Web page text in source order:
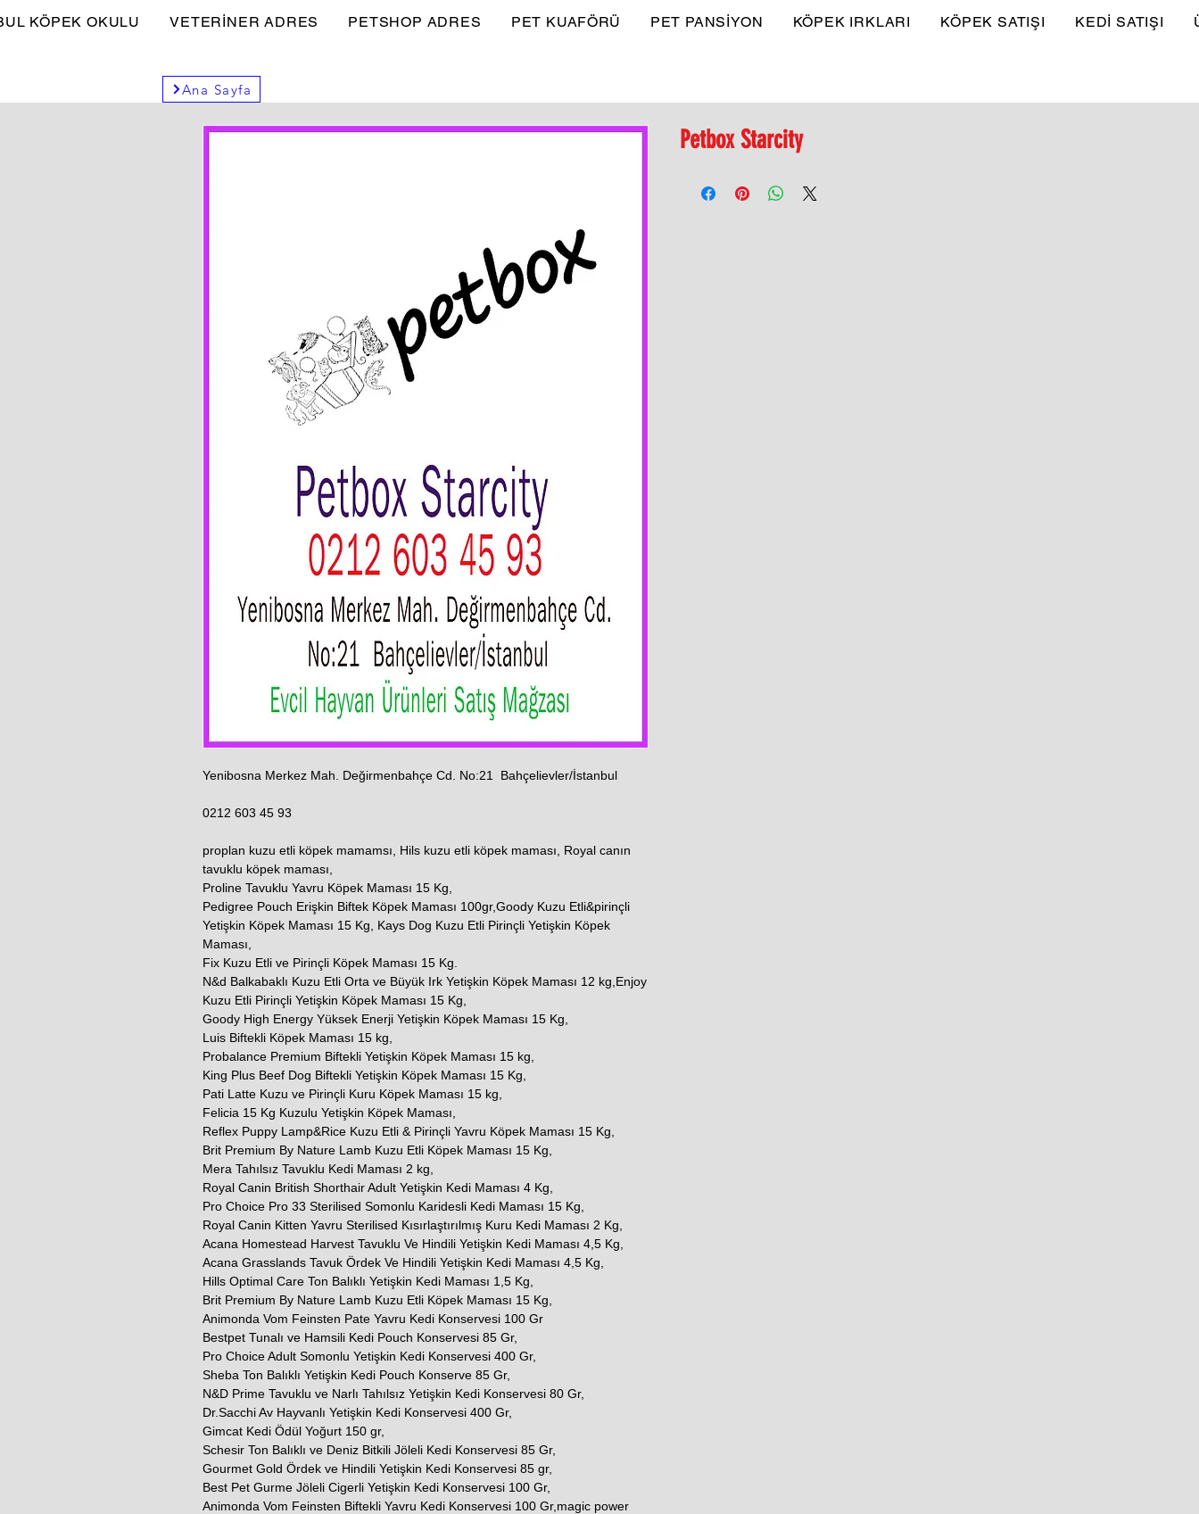
KÖPEK OKULU VETERİNER ADRES PETSHOP ADRES PET KUAFÖRÜ PET PANSİYON KÖPEK IRKLARI KÖPEK SATIŞI KEDİ SATIŞI
Ana Sayfa
Yenibosna Merkez Mah. Değirmenbahçe Cd. No:21 Bahçelievler/İstanbul
0212 603 45 93
proplan kuzu etli köpek mamamsı, Hils kuzu etli köpek maması, Royal canın
tavuklu köpek maması,
Proline Tavuklu Yavru Köpek Maması 15 Kg,
Pedigree Pouch Erişkin Biftek Köpek Maması 100gr,Goody Kuzu Etli&pirinçli
Yetişkin Köpek Maması 15 Kg, Kays Dog Kuzu Etli Pirinçli Yetişkin Köpek
Maması,
Fix Kuzu Etli ve Pirinçli Köpek Maması 15 Kg.
N&d Balkabaklı Kuzu Etli Orta ve Büyük Irk Yetişkin Köpek Maması 12 kg,Enjoy
Kuzu Etli Pirinçli Yetişkin Köpek Maması 15 Kg,
Goody High Energy Yüksek Enerji Yetişkin Köpek Maması 15 Kg,
Luis Biftekli Köpek Maması 15 kg,
Probalance Premium Biftekli Yetişkin Köpek Maması 15 kg,
King Plus Beef Dog Biftekli Yetişkin Köpek Maması 15 Kg,
Pati Latte Kuzu ve Pirinçli Kuru Köpek Maması 15 kg,
Felicia 15 Kg Kuzulu Yetişkin Köpek Maması,
Reflex Puppy Lamp&Rice Kuzu Etli & Pirinçli Yavru Köpek Maması 15 Kg,
Brit Premium By Nature Lamb Kuzu Etli Köpek Maması 15 Kg,
Mera Tahılsız Tavuklu Kedi Maması 2 kg,
Royal Canin British Shorthair Adult Yetişkin Kedi Maması 4 Kg,
Pro Choice Pro 33 Sterilised Somonlu Karidesli Kedi Maması 15 Kg,
Royal Canin Kitten Yavru Sterilised Kısırlaştırılmış Kuru Kedi Maması 2 Kg,
Acana Homestead Harvest Tavuklu Ve Hindili Yetişkin Kedi Maması 4,5 Kg,
Acana Grasslands Tavuk Ördek Ve Hindili Yetişkin Kedi Maması 4,5 Kg,
Hills Optimal Care Ton Balıklı Yetişkin Kedi Maması 1,5 Kg,
Brit Premium By Nature Lamb Kuzu Etli Köpek Maması 15 Kg,
Animonda Vom Feinsten Pate Yavru Kedi Konservesi 100 Gr
Bestpet Tunalı ve Hamsili Kedi Pouch Konservesi 85 Gr,
Pro Choice Adult Somonlu Yetişkin Kedi Konservesi 400 Gr,
Sheba Ton Balıklı Yetişkin Kedi Pouch Konserve 85 Gr,
N&D Prime Tavuklu ve Narlı Tahılsız Yetişkin Kedi Konservesi 80 Gr,
Dr.Sacchi Av Hayvanlı Yetişkin Kedi Konservesi 400 Gr,
Gimcat Kedi Ödül Yoğurt 150 gr,
Schesir Ton Balıklı ve Deniz Bitkili Jöleli Kedi Konservesi 85 Gr,
Gourmet Gold Ördek ve Hindili Yetişkin Kedi Konservesi 85 gr,
Best Pet Gurme Jöleli Cigerli Yetişkin Kedi Konservesi 100 Gr,
Animonda Vom Feinsten Biftekli Yavru Kedi Konservesi 100 Gr,magic power
Petbox Starcity